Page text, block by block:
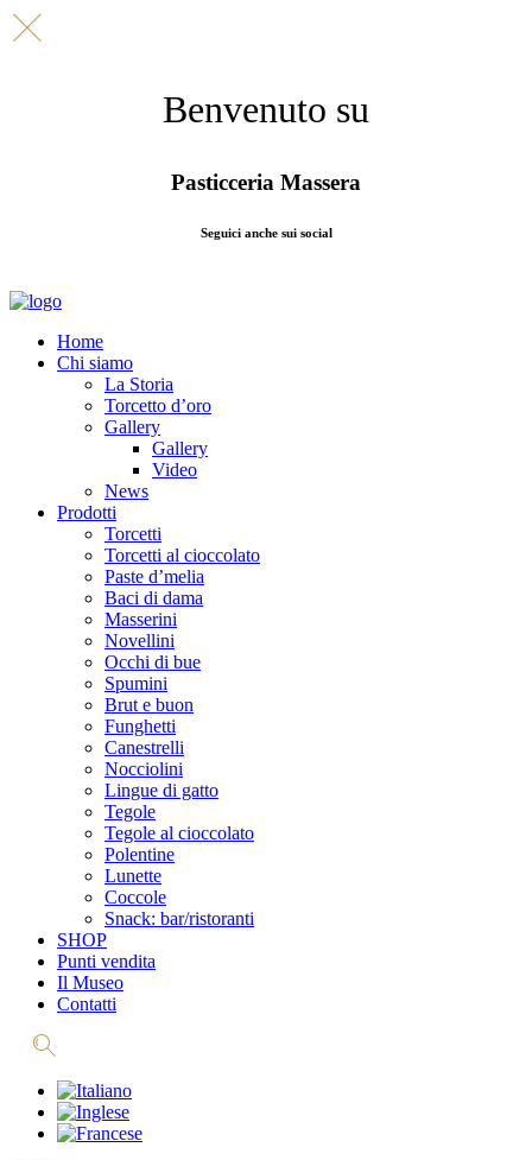
Benvenuto su
Pasticceria Massera
Seguici anche sui social
Home
Chi siamo
La Storia
Torcetto d’oro
Gallery
Gallery
Video
News
Prodotti
Torcetti
Torcetti al cioccolato
Paste d’melia
Baci di dama
Masserini
Novellini
Occhi di bue
Spumini
Brut e buon
Funghetti
Canestrelli
Nocciolini
Lingue di gatto
Tegole
Tegole al cioccolato
Polentine
Lunette
Coccole
Snack: bar/ristoranti
SHOP
Punti vendita
Il Museo
Contatti